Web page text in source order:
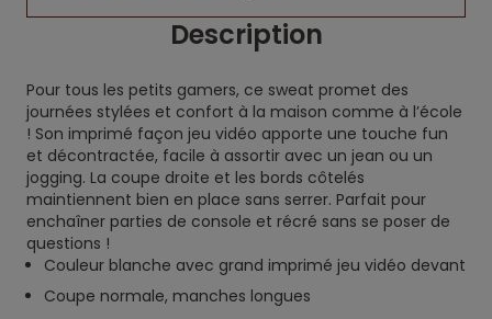
Description
Pour tous les petits gamers, ce sweat promet des
journées stylées et confort à la maison comme à l’école
! Son imprimé façon jeu vidéo apporte une touche fun
et décontractée, facile à assortir avec un jean ou un
jogging. La coupe droite et les bords côtelés
maintiennent bien en place sans serrer. Parfait pour
enchaîner parties de console et récré sans se poser de
questions !
Couleur blanche avec grand imprimé jeu vidéo devant
Coupe normale, manches longues